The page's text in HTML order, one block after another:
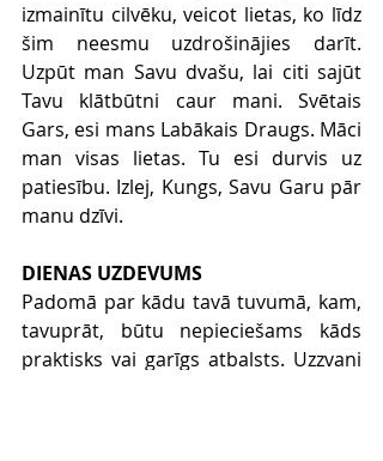
izmainītu cilvēku, veicot lietas, ko līdz
šim neesmu uzdrošinājies darīt.
Uzpūt man Savu dvašu, lai citi sajūt
Tavu klātbūtni caur mani. Svētais
Gars, esi mans Labākais Draugs. Māci
man visas lietas. Tu esi durvis uz
patiesību. Izlej, Kungs, Savu Garu pār
manu dzīvi.
DIENAS UZDEVUMS
Padomā par kādu tavā tuvumā, kam,
tavuprāt, būtu nepieciešams kāds
praktisks vai garīgs atbalsts. Uzzvani